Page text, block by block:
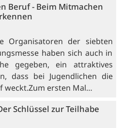
Beruf - Beim Mitmachen
Organisatoren der siebten
haben sich auch in
gegeben, ein attraktives
dass bei Jugendlichen die
weckt.Zum ersten Mal…
Schlüssel zur Teilhabe